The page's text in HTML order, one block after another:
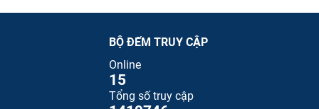
BỘ ĐẾM TRUY CẬP
Online
15
Tổng số truy cập